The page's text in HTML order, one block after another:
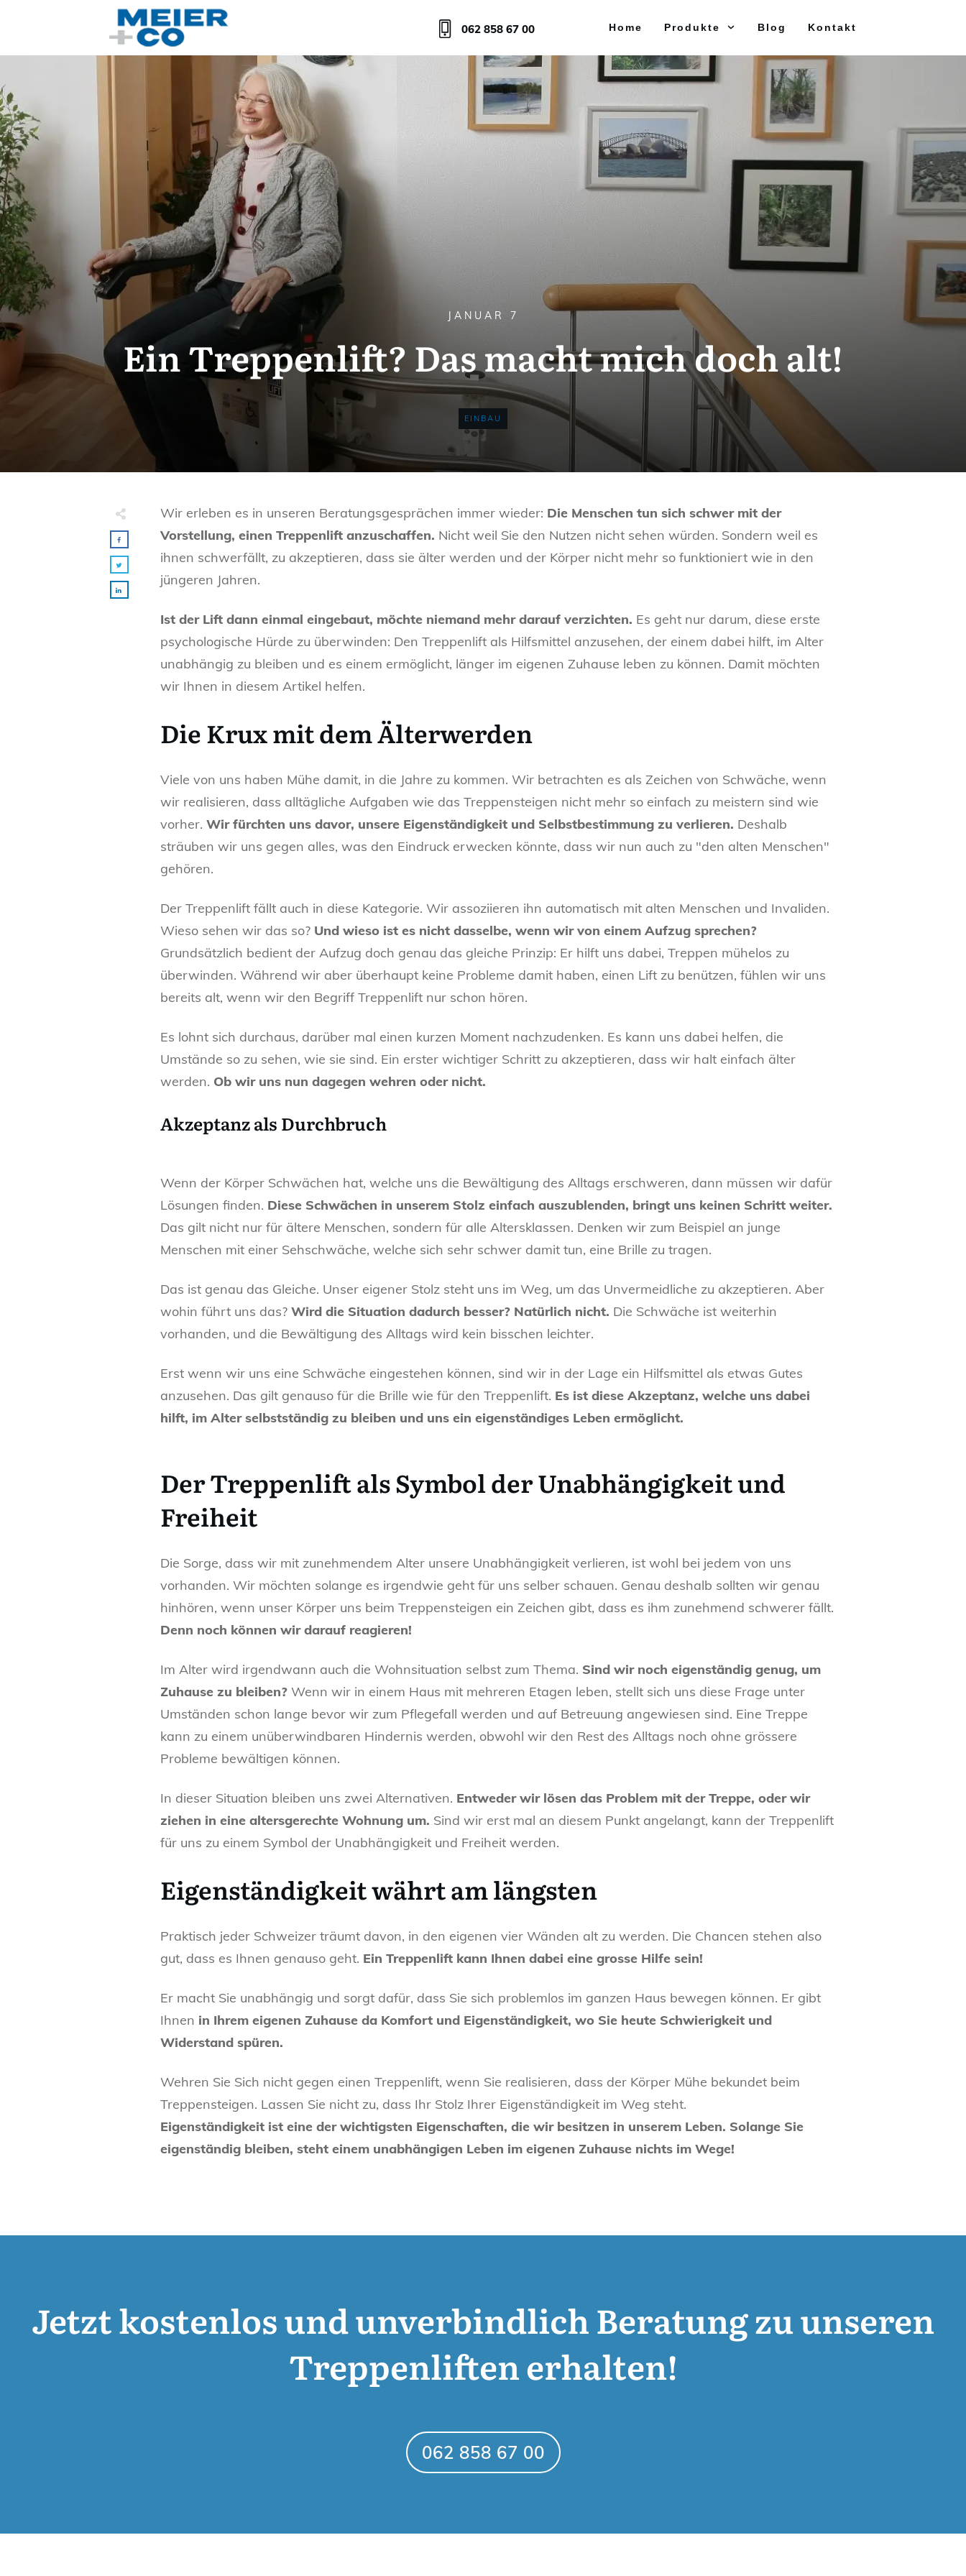
062 858 67 00 Home Produkte Blog Kontakt
JANUAR 7
Ein Treppenlift? Das macht mich doch alt!
EINBAU
Wir erleben es in unseren Beratungsgesprächen immer wieder: Die Menschen tun sich schwer mit der
Vorstellung, einen Treppenlift anzuschaffen. Nicht weil Sie den Nutzen nicht sehen würden. Sondern weil es
ihnen schwerfällt, zu akzeptieren, dass sie älter werden und der Körper nicht mehr so funktioniert wie in den
jüngeren Jahren.
Ist der Lift dann einmal eingebaut, möchte niemand mehr darauf verzichten. Es geht nur darum, diese erste
psychologische Hürde zu überwinden: Den Treppenlift als Hilfsmittel anzusehen, der einem dabei hilft, im Alter
unabhängig zu bleiben und es einem ermöglicht, länger im eigenen Zuhause leben zu können. Damit möchten
wir Ihnen in diesem Artikel helfen.
Die Krux mit dem Älterwerden
Viele von uns haben Mühe damit, in die Jahre zu kommen. Wir betrachten es als Zeichen von Schwäche, wenn
wir realisieren, dass alltägliche Aufgaben wie das Treppensteigen nicht mehr so einfach zu meistern sind wie
vorher. Wir fürchten uns davor, unsere Eigenständigkeit und Selbstbestimmung zu verlieren. Deshalb
sträuben wir uns gegen alles, was den Eindruck erwecken könnte, dass wir nun auch zu "den alten Menschen"
gehören.
Der Treppenlift fällt auch in diese Kategorie. Wir assoziieren ihn automatisch mit alten Menschen und Invaliden.
Wieso sehen wir das so? Und wieso ist es nicht dasselbe, wenn wir von einem Aufzug sprechen?
Grundsätzlich bedient der Aufzug doch genau das gleiche Prinzip: Er hilft uns dabei, Treppen mühelos zu
überwinden. Während wir aber überhaupt keine Probleme damit haben, einen Lift zu benützen, fühlen wir uns
bereits alt, wenn wir den Begriff Treppenlift nur schon hören.
Es lohnt sich durchaus, darüber mal einen kurzen Moment nachzudenken. Es kann uns dabei helfen, die
Umstände so zu sehen, wie sie sind. Ein erster wichtiger Schritt zu akzeptieren, dass wir halt einfach älter
werden. Ob wir uns nun dagegen wehren oder nicht.
Akzeptanz als Durchbruch
Wenn der Körper Schwächen hat, welche uns die Bewältigung des Alltags erschweren, dann müssen wir dafür
Lösungen finden. Diese Schwächen in unserem Stolz einfach auszublenden, bringt uns keinen Schritt weiter.
Das gilt nicht nur für ältere Menschen, sondern für alle Altersklassen. Denken wir zum Beispiel an junge
Menschen mit einer Sehschwäche, welche sich sehr schwer damit tun, eine Brille zu tragen.
Das ist genau das Gleiche. Unser eigener Stolz steht uns im Weg, um das Unvermeidliche zu akzeptieren. Aber
wohin führt uns das? Wird die Situation dadurch besser? Natürlich nicht. Die Schwäche ist weiterhin
vorhanden, und die Bewältigung des Alltags wird kein bisschen leichter.
Erst wenn wir uns eine Schwäche eingestehen können, sind wir in der Lage ein Hilfsmittel als etwas Gutes
anzusehen. Das gilt genauso für die Brille wie für den Treppenlift. Es ist diese Akzeptanz, welche uns dabei
hilft, im Alter selbstständig zu bleiben und uns ein eigenständiges Leben ermöglicht.
Der Treppenlift als Symbol der Unabhängigkeit und
Freiheit
Die Sorge, dass wir mit zunehmendem Alter unsere Unabhängigkeit verlieren, ist wohl bei jedem von uns
vorhanden. Wir möchten solange es irgendwie geht für uns selber schauen. Genau deshalb sollten wir genau
hinhören, wenn unser Körper uns beim Treppensteigen ein Zeichen gibt, dass es ihm zunehmend schwerer fällt.
Denn noch können wir darauf reagieren!
Im Alter wird irgendwann auch die Wohnsituation selbst zum Thema. Sind wir noch eigenständig genug, um
Zuhause zu bleiben? Wenn wir in einem Haus mit mehreren Etagen leben, stellt sich uns diese Frage unter
Umständen schon lange bevor wir zum Pflegefall werden und auf Betreuung angewiesen sind. Eine Treppe
kann zu einem unüberwindbaren Hindernis werden, obwohl wir den Rest des Alltags noch ohne grössere
Probleme bewältigen können.
In dieser Situation bleiben uns zwei Alternativen. Entweder wir lösen das Problem mit der Treppe, oder wir
ziehen in eine altersgerechte Wohnung um. Sind wir erst mal an diesem Punkt angelangt, kann der Treppenlift
für uns zu einem Symbol der Unabhängigkeit und Freiheit werden.
Eigenständigkeit währt am längsten
Praktisch jeder Schweizer träumt davon, in den eigenen vier Wänden alt zu werden. Die Chancen stehen also
gut, dass es Ihnen genauso geht. Ein Treppenlift kann Ihnen dabei eine grosse Hilfe sein!
Er macht Sie unabhängig und sorgt dafür, dass Sie sich problemlos im ganzen Haus bewegen können. Er gibt
Ihnen in Ihrem eigenen Zuhause da Komfort und Eigenständigkeit, wo Sie heute Schwierigkeit und
Widerstand spüren.
Wehren Sie Sich nicht gegen einen Treppenlift, wenn Sie realisieren, dass der Körper Mühe bekundet beim
Treppensteigen. Lassen Sie nicht zu, dass Ihr Stolz Ihrer Eigenständigkeit im Weg steht.
Eigenständigkeit ist eine der wichtigsten Eigenschaften, die wir besitzen in unserem Leben. Solange Sie
eigenständig bleiben, steht einem unabhängigen Leben im eigenen Zuhause nichts im Wege!
Jetzt kostenlos und unverbindlich Beratung zu unseren
Treppenliften erhalten!
062 858 67 00